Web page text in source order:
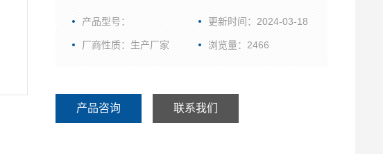
外形尺寸: 730×560×550:mm
隔板2块
产品型号： 更新时间：2024-03-18
厂商性质：生产厂家 浏览量：2466
产品咨询 联系我们